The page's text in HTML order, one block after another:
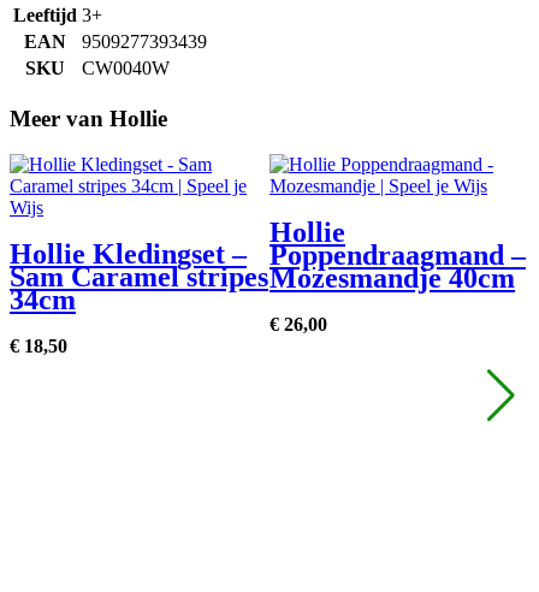
Leeftijd 3+
EAN
9509277393439
SKU
CW0040W
Meer van Hollie
Hollie Kledingset –
Sam Caramel stripes
34cm
€ 18,50
Hollie
Poppendraagmand –
Mozesmandje 40cm
€ 26,00